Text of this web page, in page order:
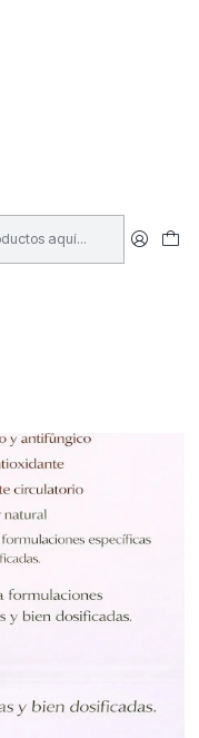
aquí !!!